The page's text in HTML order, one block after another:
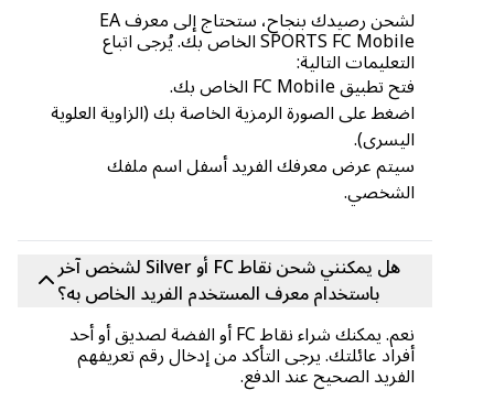
لشحن رصيدك بنجاح، ستحتاج إلى معرف EA
SPORTS FC Mobile الخاص بك. يُرجى اتباع
التعليمات التالية:
فتح تطبيق FC Mobile الخاص بك.
اضغط على الصورة الرمزية الخاصة بك (الزاوية العلوية
اليسرى).
سيتم عرض معرفك الفريد أسفل اسم ملفك
الشخصي.
هل يمكنني شحن نقاط FC أو Silver لشخص آخر
باستخدام معرف المستخدم الفريد الخاص به؟
نعم. يمكنك شراء نقاط FC أو الفضة لصديق أو أحد
أفراد عائلتك. يرجى التأكد من إدخال رقم تعريفهم
الفريد الصحيح عند الدفع.